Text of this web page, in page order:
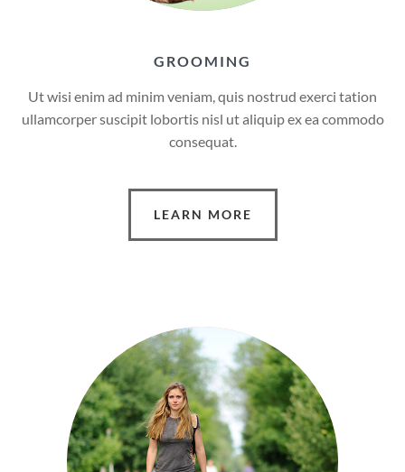
GROOMING
Ut wisi enim ad minim veniam, quis nostrud exerci tation
ullamcorper suscipit lobortis nisl ut aliquip ex ea commodo
consequat.
LEARN MORE